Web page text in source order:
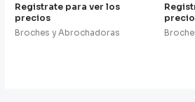
Registrate para ver los
precios
Broches y Abrochadoras